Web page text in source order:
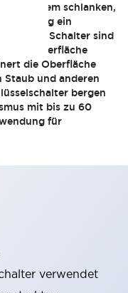
mit einem schlanken,
ein
Schalter sind
Oberfläche
die Oberfläche
und anderen
bergen
mit bis zu 60
für
verwendet